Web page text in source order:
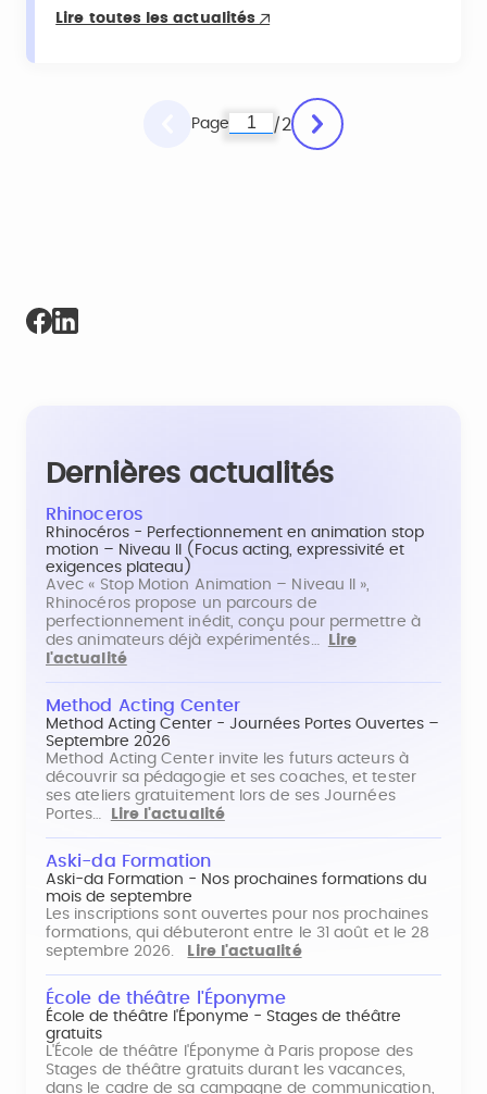
Lire toutes les actualités
Page / 2
Dernières actualités
Rhinoceros
Rhinocéros - Perfectionnement en animation stop
motion – Niveau II (Focus acting, expressivité et
exigences plateau)
Avec « Stop Motion Animation – Niveau II »,
Rhinocéros propose un parcours de
perfectionnement inédit, conçu pour permettre à
des animateurs déjà expérimentés…
Lire
l'actualité
Method Acting Center
Method Acting Center - Journées Portes Ouvertes –
Septembre 2026
Method Acting Center invite les futurs acteurs à
découvrir sa pédagogie et ses coaches, et tester
ses ateliers gratuitement lors de ses Journées
Portes…
Lire l'actualité
Aski-da Formation
Aski-da Formation - Nos prochaines formations du
mois de septembre
Les inscriptions sont ouvertes pour nos prochaines
formations, qui débuteront entre le 31 août et le 28
septembre 2026.
Lire l'actualité
École de théâtre l'Éponyme
École de théâtre l'Éponyme - Stages de théâtre
gratuits
L'École de théâtre l'Éponyme à Paris propose des
Stages de théâtre gratuits durant les vacances,
dans le cadre de sa campagne de communication,